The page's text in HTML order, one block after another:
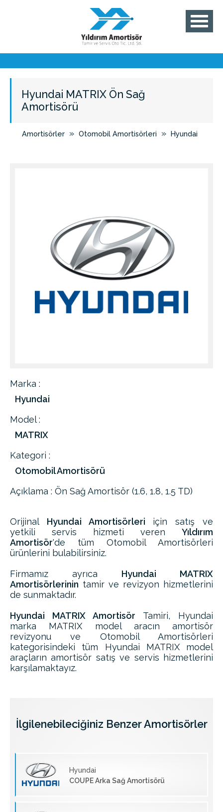
Hyundai MATRIX Ön Sağ
Amortisörü
Amortisörler » Otomobil Amortisörleri » Hyundai
Marka :
Hyundai
Model :
MATRIX
Kategori :
Otomobil Amortisörü
Açıklama : Ön Sağ Amortisör (1.6, 1.8, 1.5 TD)
Orijinal Hyundai Amortisörleri için satış ve
yetkili servis hizmeti veren Yıldırım
Amortisör'de tüm Otomobil Amortisörleri
ürünlerini bulabilirsiniz.
Firmamız ayrıca Hyundai MATRIX
Amortisörlerinin tamir ve revizyon hizmetlerini
de sunmaktadır.
Hyundai MATRIX Amortisör Tamiri, Hyundai
marka MATRIX model aracın amortisör
revizyonu ve Otomobil Amortisörleri
kategorisindeki tüm Hyundai MATRIX model
araçların amortisör satış ve servis hizmetlerini
karşılamaktayız.
İlgilenebileciğiniz Benzer Amortisörler
Hyundai
COUPE Arka Sağ Amortisörü